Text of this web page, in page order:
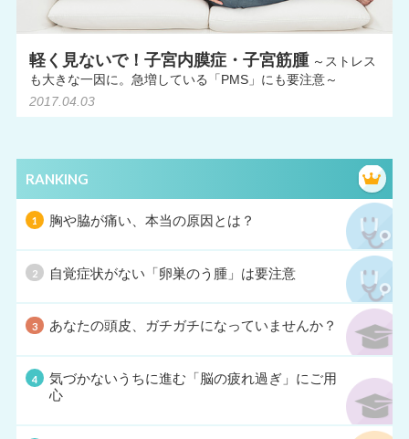
軽く見ないで！子宮内膜症・子宮筋腫～ストレス
も大きな一因に。急増している「PMS」にも要注意～
2017.04.03
RANKING
胸や脇が痛い、本当の原因とは？
自覚症状がない「卵巣のう腫」は要注意
あなたの頭皮、ガチガチになっていませんか？
気づかないうちに進む「脳の疲れ過ぎ」にご用
心